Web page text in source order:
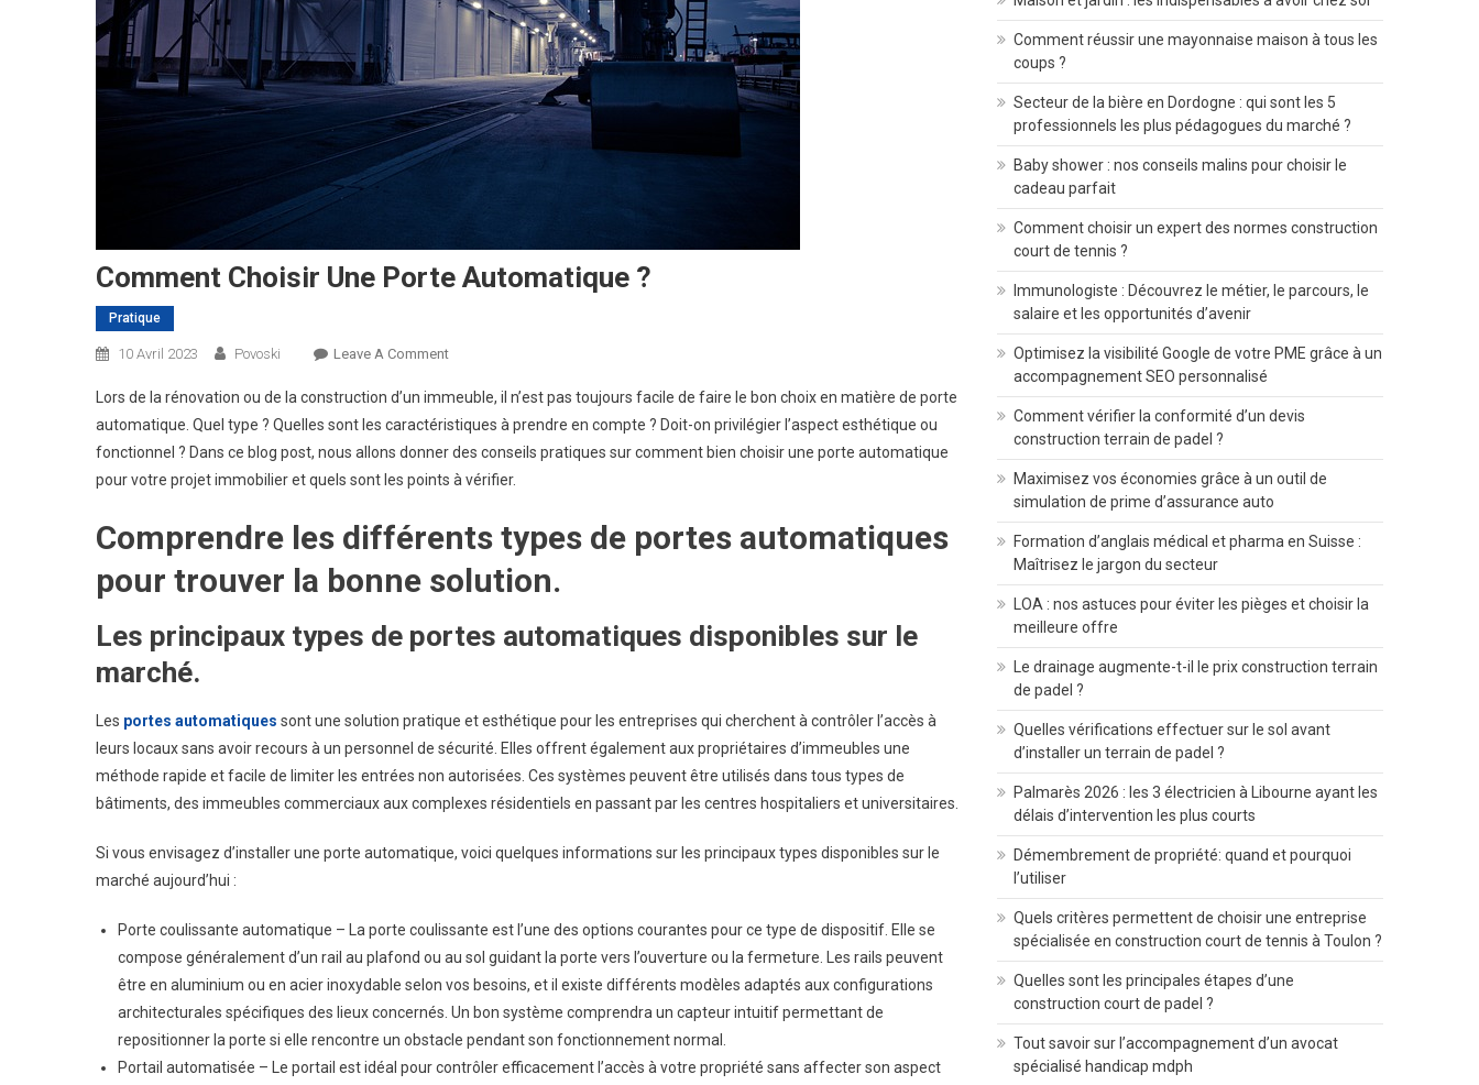
Comment Choisir Une Porte Automatique ?
Pratique
10 Avril 2023 Povoski Leave A CommentOn
Choisir
Une
Porte
Automatique
Lors de la rénovation ou de la construction d’un immeuble, il n’est pas toujours facile de faire le bon choix en matière de porte
automatique. Quel type ? Quelles sont les caractéristiques à prendre en compte ? Doit-on privilégier l’aspect esthétique ou
fonctionnel ? Dans ce blog post, nous allons donner des conseils pratiques sur comment bien choisir une porte automatique
pour votre projet immobilier et quels sont les points à vérifier.
Comprendre les différents types de portes automatiques
pour trouver la bonne solution.
Les principaux types de portes automatiques disponibles sur le
marché.
Les portes automatiques sont une solution pratique et esthétique pour les entreprises qui cherchent à contrôler l’accès à
leurs locaux sans avoir recours à un personnel de sécurité. Elles offrent également aux propriétaires d’immeubles une
méthode rapide et facile de limiter les entrées non autorisées. Ces systèmes peuvent être utilisés dans tous types de
bâtiments, des immeubles commerciaux aux complexes résidentiels en passant par les centres hospitaliers et universitaires.
Si vous envisagez d’installer une porte automatique, voici quelques informations sur les principaux types disponibles sur le
marché aujourd’hui :
Porte coulissante automatique – La porte coulissante est l’une des options courantes pour ce type de dispositif. Elle se
compose généralement d’un rail au plafond ou au sol guidant la porte vers l’ouverture ou la fermeture. Les rails peuvent
être en aluminium ou en acier inoxydable selon vos besoins, et il existe différents modèles adaptés aux configurations
architecturales spécifiques des lieux concernés. Un bon système comprendra un capteur intuitif permettant de
repositionner la porte si elle rencontre un obstacle pendant son fonctionnement normal.
Portail automatisée – Le portail est idéal pour contrôler efficacement l’accès à votre propriété sans affecter son aspect
Comment réussir une mayonnaise maison à tous les
coups ?
Secteur de la bière en Dordogne : qui sont les 5
professionnels les plus pédagogues du marché ?
Baby shower : nos conseils malins pour choisir le
cadeau parfait
Comment choisir un expert des normes construction
court de tennis ?
Immunologiste : Découvrez le métier, le parcours, le
salaire et les opportunités d’avenir
Optimisez la visibilité Google de votre PME grâce à un
accompagnement SEO personnalisé
Comment vérifier la conformité d’un devis
construction terrain de padel ?
Maximisez vos économies grâce à un outil de
simulation de prime d’assurance auto
Formation d’anglais médical et pharma en Suisse :
Maîtrisez le jargon du secteur
LOA : nos astuces pour éviter les pièges et choisir la
meilleure offre
Le drainage augmente-t-il le prix construction terrain
de padel ?
Quelles vérifications effectuer sur le sol avant
d’installer un terrain de padel ?
Palmarès 2026 : les 3 électricien à Libourne ayant les
délais d’intervention les plus courts
Démembrement de propriété: quand et pourquoi
l’utiliser
Quels critères permettent de choisir une entreprise
spécialisée en construction court de tennis à Toulon ?
Quelles sont les principales étapes d’une
construction court de padel ?
Tout savoir sur l’accompagnement d’un avocat
spécialisé handicap mdph